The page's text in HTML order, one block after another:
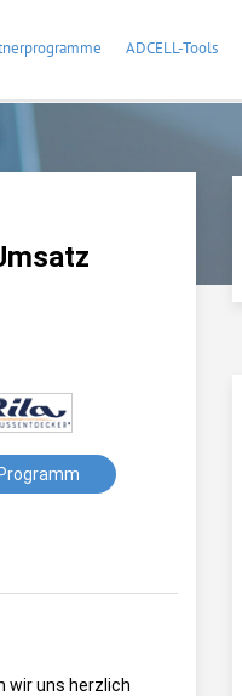
ADCELL-Tools
wir uns herzlich